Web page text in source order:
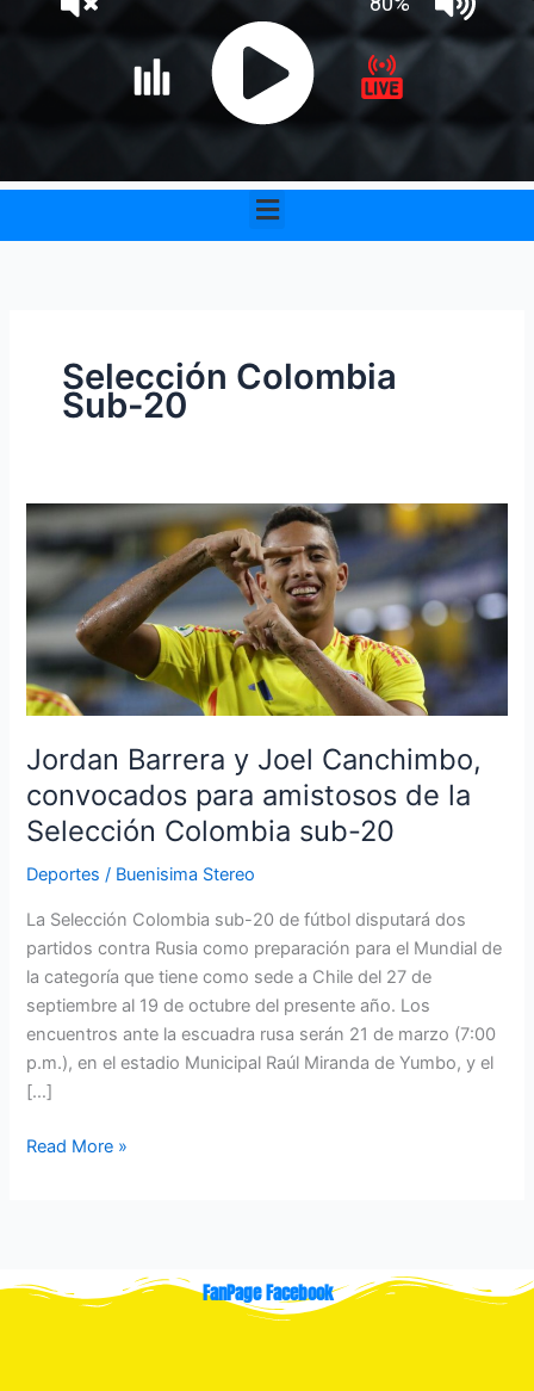
Menu
Selección Colombia
Sub-20
Jordan Barrera y Joel Canchimbo,
convocados para amistosos de la
Selección Colombia sub-20
Deportes / Buenisima Stereo
La Selección Colombia sub-20 de fútbol disputará dos
partidos contra Rusia como preparación para el Mundial de
la categoría que tiene como sede a Chile del 27 de
septiembre al 19 de octubre del presente año. Los
encuentros ante la escuadra rusa serán 21 de marzo (7:00
p.m.), en el estadio Municipal Raúl Miranda de Yumbo, y el
[…]
Jordan
Barrera
Joel
Canchimbo,
convocados
para
amistosos
de
la
Selección
Colombia
20
Read More »
FanPage Facebook